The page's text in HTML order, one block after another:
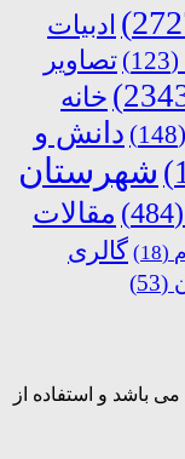
ادبیات
(123)
تصاویر
خانه
(148)
دانش و
شهرستان
(484)
مقالات
(18)
گالری
(53)
باشد و استفاده از